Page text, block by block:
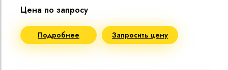
Цена по запросу
Подробнее Запросить цену